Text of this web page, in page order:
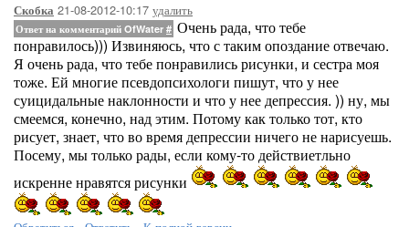
Скобка 21-08-2012-10:17 удалить
Ответ на комментарий OfWater # Очень рада, что тебе
понравилось))) Извиняюсь, что с таким опоздание отвечаю.
Я очень рада, что тебе понравились рисунки, и сестра моя
тоже. Ей многие псевдопсихологи пишут, что у нее
суицидальные наклонности и что у нее депрессия. )) ну, мы
смеемся, конечно, над этим. Потому как только тот, кто
рисует, знает, что во время депрессии ничего не нарисуешь.
Посему, мы только рады, если кому-то действиетльно
искренне нравятся рисунки